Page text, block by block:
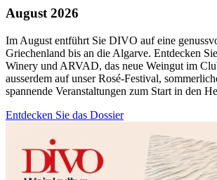
August 2026
Im August entführt Sie DIVO auf eine
Griechenland bis an die Algarve. Entdecken
Winery und ARVAD, das neue Weingut im
ausserdem auf unser Rosé-Festival,
spannende Veranstaltungen zum Start in den
Entdecken Sie das Dossier